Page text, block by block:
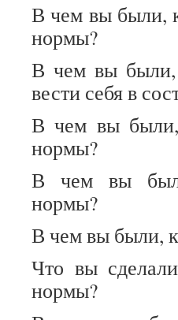
В чем вы были,
нормы?
В чем вы были,
вести себя в
В чем вы были,
нормы?
В чем вы
нормы?
В чем вы были,
Что вы
нормы?